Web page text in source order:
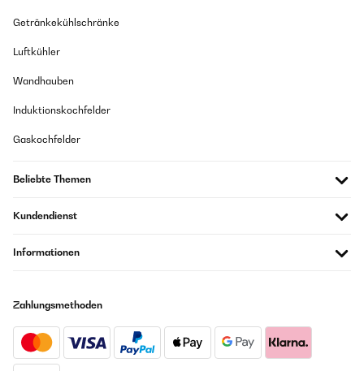
Getränkekühlschränke
Luftkühler
Wandhauben
Induktionskochfelder
Gaskochfelder
Beliebte Themen
Kundendienst
Informationen
Zahlungsmethoden